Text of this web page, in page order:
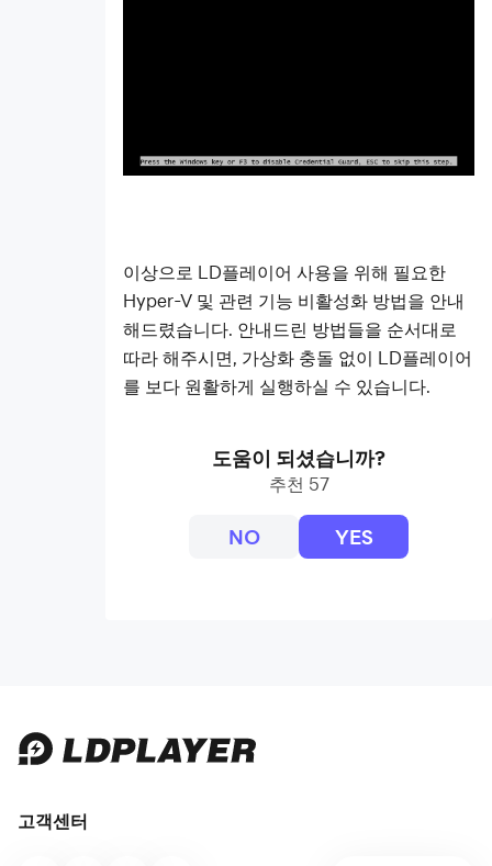
이상으로 LD플레이어 사용을 위해 필요한
Hyper-V 및 관련 기능 비활성화 방법을 안내
해드렸습니다. 안내드린 방법들을 순서대로
따라 해주시면, 가상화 충돌 없이 LD플레이어
를 보다 원활하게 실행하실 수 있습니다.
도움이 되셨습니까?
추천 57
NO YES
고객센터